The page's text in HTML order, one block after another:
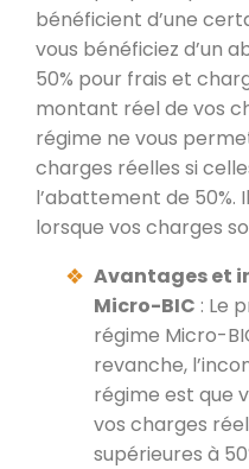
bénéficient d’une
vous bénéficiez d’un
50% pour frais et
montant réel de vos
régime ne vous
charges réelles si
l’abattement de
lorsque vos charges
Avantages et
Micro-BIC : Le
régime Micro-
revanche,
régime est que
vos charges
supérieures à